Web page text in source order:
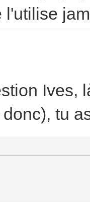
l'utilise
Ives,
tu